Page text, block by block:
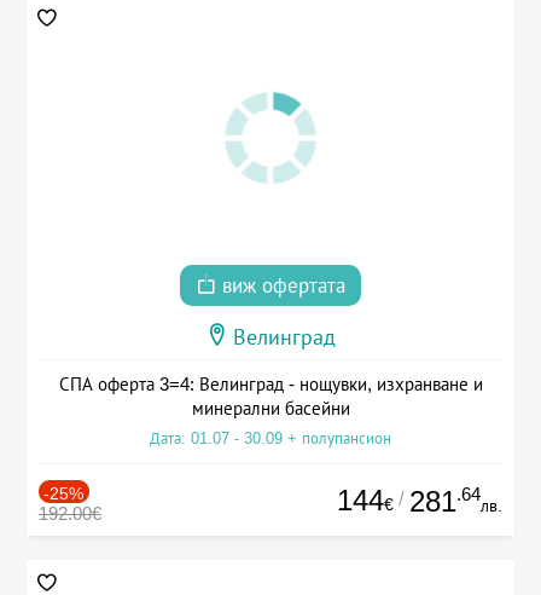
виж офертата
Велинград
СПА оферта 3=4: Велинград - нощувки, изхранване и
минерални басейни
Дата: 01.07 - 30.09 + полупансион
-25%
192.00€ 144€ / 281.64
лв.